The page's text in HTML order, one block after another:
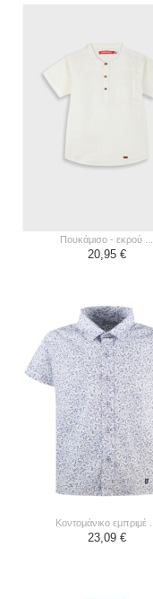
πουκάμισο - εκρού ...
20,95 €
κοντομάνικο εμπριμέ ...
23,09 €